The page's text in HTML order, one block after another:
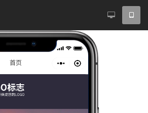
首页